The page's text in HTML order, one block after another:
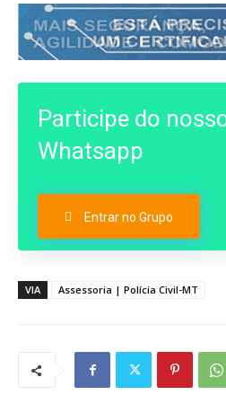
Participe do
Whatsapp
Entrar no Grupo
VIA Assessoria | Polícia Civil-MT